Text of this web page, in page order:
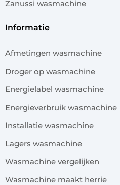
Zanussi wasmachine
informatie
Afmetingen wasmachine
Droger op wasmachine
Energielabel wasmachine
Energieverbruik wasmachine
Installatie wasmachine
Lagers wasmachine
Wasmachine vergelijken
Wasmachine maakt herrie